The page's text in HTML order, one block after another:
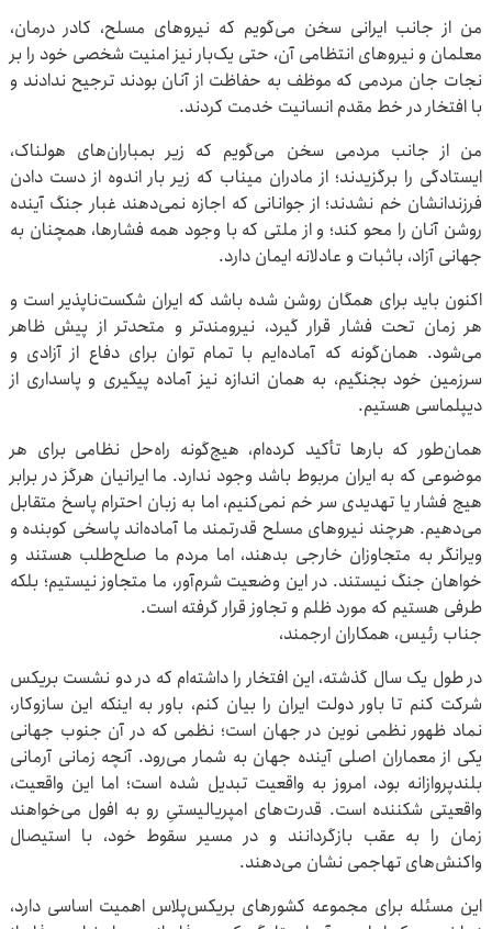
من از جانب ایرانی سخن می‌گویم که نیروهای مسلح، کادر درمان،
معلمان و نیروهای انتظامی آن، حتی یک‌بار نیز امنیت شخصی خود را بر
نجات جان مردمی که موظف به حفاظت از آنان بودند ترجیح ندادند و
با افتخار در خط مقدم انسانیت خدمت کردند.
من از جانب مردمی سخن می‌گویم که زیر بمباران‌های هولناک،
ایستادگی را برگزیدند؛ از مادران میناب که زیر بار اندوه از دست دادن
فرزندانشان خم نشدند؛ از جوانانی که اجازه نمی‌دهند غبار جنگ آینده
روشن آنان را محو کند؛ و از ملتی که با وجود همه فشارها، همچنان به
جهانی آزاد، باثبات و عادلانه ایمان دارد.
اکنون باید برای همگان روشن شده باشد که ایران شکست‌ناپذیر است و
هر زمان تحت فشار قرار گیرد، نیرومندتر و متحدتر از پیش ظاهر
می‌شود. همان‌گونه که آماده‌ایم با تمام توان برای دفاع از آزادی و
سرزمین خود بجنگیم، به همان اندازه نیز آماده پیگیری و پاسداری از
دیپلماسی هستیم.
همان‌طور که بارها تأکید کرده‌ام، هیچ‌گونه راه‌حل نظامی برای هر
موضوعی که به ایران مربوط باشد وجود ندارد. ما ایرانیان هرگز در برابر
هیچ فشار یا تهدیدی سر خم نمی‌کنیم، اما به زبان احترام پاسخ متقابل
می‌دهیم. هرچند نیروهای مسلح قدرتمند ما آماده‌اند پاسخی کوبنده و
ویرانگر به متجاوزان خارجی بدهند، اما مردم ما صلح‌طلب هستند و
خواهان جنگ نیستند. در این وضعیت شرم‌آور، ما متجاوز نیستیم؛ بلکه
طرفی هستیم که مورد ظلم و تجاوز قرار گرفته است.
جناب رئیس، همکاران ارجمند،
در طول یک سال گذشته، این افتخار را داشته‌ام که در دو نشست بریکس
شرکت کنم تا باور دولت ایران را بیان کنم، باور به اینکه این سازوکار،
نماد ظهور نظمی نوین در جهان است؛ نظمی که در آن جنوب جهانی
یکی از معماران اصلی آینده جهان به شمار می‌رود. آنچه زمانی آرمانی
بلندپروازانه بود، امروز به واقعیت تبدیل شده است؛ اما این واقعیت،
واقعیتی شکننده است. قدرت‌های امپریالیستیِ رو به افول می‌خواهند
زمان را به عقب بازگردانند و در مسیر سقوط خود، با استیصال
واکنش‌های تهاجمی نشان می‌دهند.
این مسئله برای مجموعه کشورهای بریکس‌پلاس اهمیت اساسی دارد،